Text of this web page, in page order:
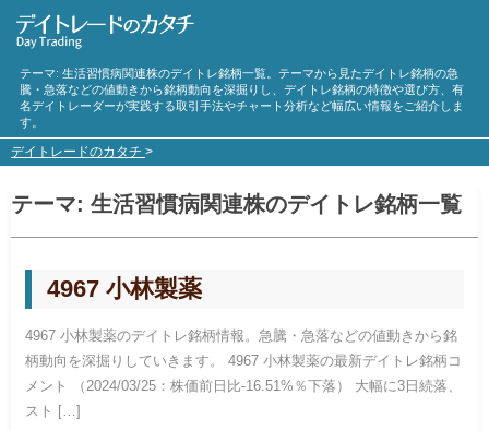
テーマ: 生活習慣病関連株のデイトレ銘柄一覧。テーマから見たデイトレ銘柄の急
騰・急落などの値動きから銘柄動向を深掘りし、デイトレ銘柄の特徴や選び方、有
名デイトレーダーが実践する取引手法やチャート分析など幅広い情報をご紹介しま
す。
デイトレードのカタチ >
テーマ: 生活習慣病関連株のデイトレ銘柄一覧
4967 小林製薬
4967 小林製薬のデイトレ銘柄情報。急騰・急落などの値動きから銘
柄動向を深掘りしていきます。 4967 小林製薬の最新デイトレ銘柄コ
メント （2024/03/25：株価前日比-16.51%％下落） 大幅に3日続落、
スト […]